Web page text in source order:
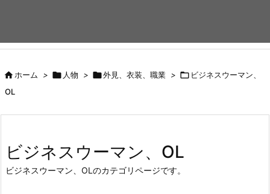
ホーム >  人物 > 外見、衣装、職業 >  ビジネスウーマン、
OL
ビジネスウーマン、OL
ビジネスウーマン、OLのカテゴリページです。